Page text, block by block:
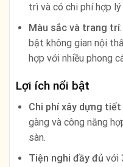
trì và có chi phí hợp
Màu sắc và trang trí
bật không gian nội
hợp với nhiều phong
Lợi ích nổi bật
Chi phí xây dựng tiết
gàng và công năng
sàn.
Tiện nghi đầy đủ với